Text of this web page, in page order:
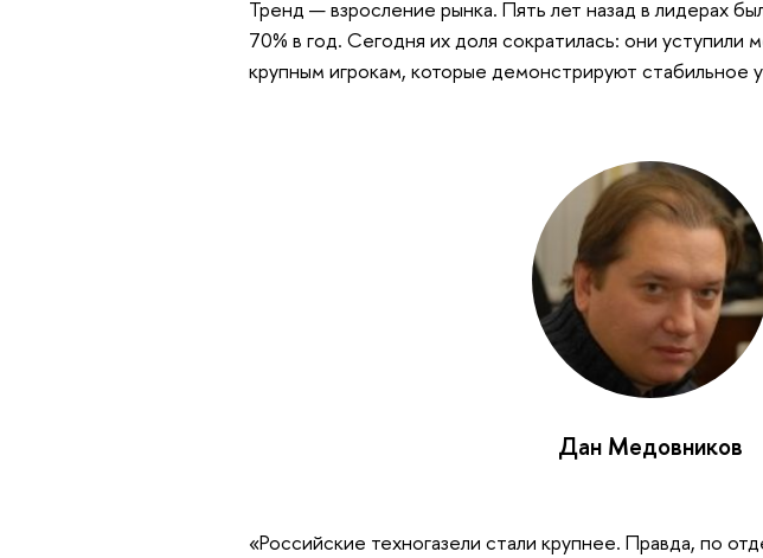
Тренд — взросление рынка. Пять лет назад в лидерах
70% в год. Сегодня их доля сократилась: они уступили
крупным игрокам, которые демонстрируют стабильное
Дан Медовников
«Российские техногазели стали крупнее. Правда, по